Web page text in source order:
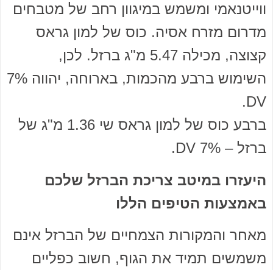
ווייטנאמי ומשמש במיגוון רחב של מטבחים
מדרום מזרח אסיה. כוס של למון גראס
קצוצה, מכילה 5.47 מ"ג ברזל. לכן,
השימוש ברבע מהכמות, בארוחה, יהווה 7%
DV.
ברבע כוס של למון גראס שי 1.36 מ"ג של
ברזל – 7% DV.
היעזרו במיטב צריכת הברזל שלכם
באמצעות הטיפים הללו
מאחר והמקורות הצמחיים של הברזל אינם
משמשים תמיד את הגוף, חשוב כפליים